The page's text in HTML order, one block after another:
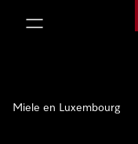
Miele en Luxembourg